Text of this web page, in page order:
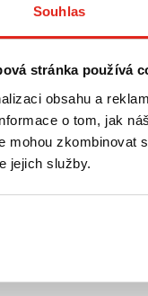
Souhlas
stránka používá
obsahu a
o tom, jak
mohou zkombinovat
jejich služby.
2 459 Kč s DPH
GIVI DRŽÁK KUFRU
SPORT (12-15) SR5105
Na objednávku